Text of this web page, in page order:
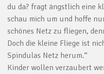
du da? fragt ängstlich eine
schau mich um und hoffe
schönes Netz zu fliegen,
Doch die kleine Fliege ist
Spindulas Netz herum.“
Kinder wollen verzaubert